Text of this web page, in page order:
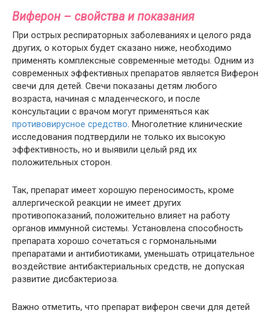
Виферон – свойства и показания
При острых респираторных заболеваниях и целого ряда
других, о которых будет сказано ниже, необходимо
применять комплексные современные методы. Одним из
современных эффективных препаратов является Виферон
свечи для детей. Свечи показаны детям любого
возраста, начиная с младенческого, и после
консультации с врачом могут применяться как
противовирусное средство. Многолетние клинические
исследования подтвердили не только их высокую
эффективность, но и выявили целый ряд их
положительных сторон.
Так, препарат имеет хорошую переносимость, кроме
аллергической реакции не имеет других
противопоказаний, положительно влияет на работу
органов иммунной системы. Установлена способность
препарата хорошо сочетаться с гормональными
препаратами и антибиотиками, уменьшать отрицательное
воздействие антибактериальных средств, не допуская
развитие дисбактериоза.
Важно отметить, что препарат виферон свечи для детей